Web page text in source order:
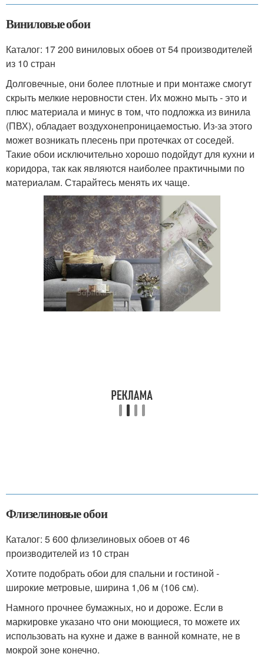
Виниловые обои
Каталог: 17 200 виниловых обоев от 54 производителей
из 10 стран
Долговечные, они более плотные и при монтаже смогут
скрыть мелкие неровности стен. Их можно мыть - это и
плюс материала и минус в том, что подложка из винила
(ПВХ), обладает воздухонепроницаемостью. Из-за этого
может возникать плесень при протечках от соседей.
Такие обои исключительно хорошо подойдут для кухни и
коридора, так как являются наиболее практичными по
материалам. Старайтесь менять их чаще.
Флизелиновые обои
Каталог: 5 600 флизелиновых обоев от 46
производителей из 10 стран
Хотите подобрать обои для спальни и гостиной -
широкие метровые, ширина 1,06 м (106 см).
Намного прочнее бумажных, но и дороже. Если в
маркировке указано что они моющиеся, то можете их
использовать на кухне и даже в ванной комнате, не в
мокрой зоне конечно.